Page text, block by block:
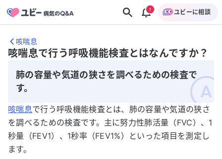
ユビーに相談
咳喘息
咳喘息で行う呼吸機能検査とはなんですか？
肺の容量や気道の狭さを調べるための検査で
す。
咳喘息で行う呼吸機能検査とは、肺の容量や気道の狭さ
を調べるための検査です。主に努力性肺活量（FVC）、1
秒量（FEV1）、1秒率（FEV1%）といった項目を測定し
ます。